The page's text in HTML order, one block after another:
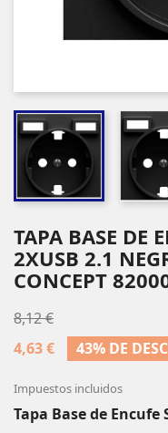
TAPA BASE DE
2XUSB 2.1
CONCEPT
8,12 €
4,63 €
43% DE
Impuestos incluidos
Tapa Base de